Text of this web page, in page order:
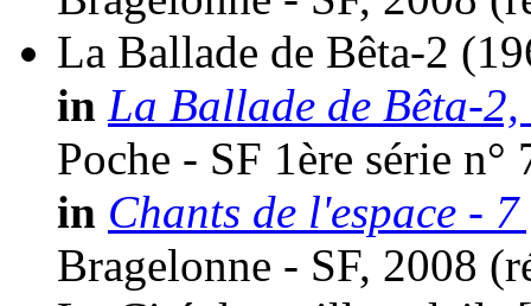
La Ballade de Bêta-2
in La Ballade de Bêta-
Poche - SF 1ère série n°
in Chants de l'espace -
Bragelonne - SF, 2008 (